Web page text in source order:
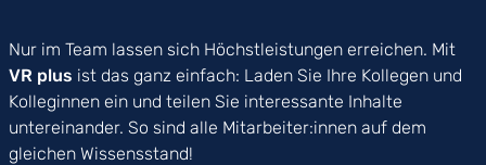
Nur im Team lassen sich Höchstleistungen erreichen. Mit
VR plus ist das ganz einfach: Laden Sie Ihre Kollegen und
Kolleginnen ein und teilen Sie interessante Inhalte
untereinander. So sind alle Mitarbeiter:innen auf dem
gleichen Wissensstand!